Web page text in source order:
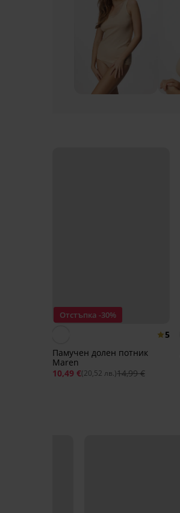
Отстъпка -30%
5
Памучен долен потник
Maren
10,49 €(20,52 лв.)14,99 €